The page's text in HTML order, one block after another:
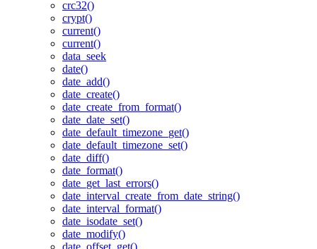
crc32()
crypt()
current()
current()
data_seek
date()
date_add()
date_create()
date_create_from_format()
date_date_set()
date_default_timezone_get()
date_default_timezone_set()
date_diff()
date_format()
date_get_last_errors()
date_interval_create_from_date_string()
date_interval_format()
date_isodate_set()
date_modify()
date_offset_get()